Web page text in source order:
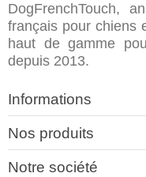
DogFrenchTouch,
français pour chiens
haut de gamme
depuis 2013.
Informations
Nos produits
Notre société